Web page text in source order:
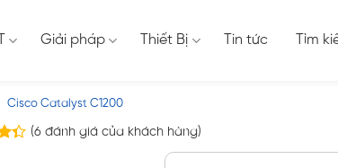
Giải pháp Thiết Bị Tin tức Tìm
Cisco Catalyst C1200
(6đánh giá của khách hàng)